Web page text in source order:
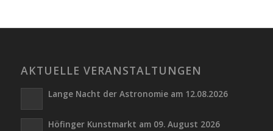
AKTUELLE VERANSTALTUNGEN
Lange Nacht der Astronomie am 12.08.2026
Höfinger Kunstmarkt am 09. August 2026